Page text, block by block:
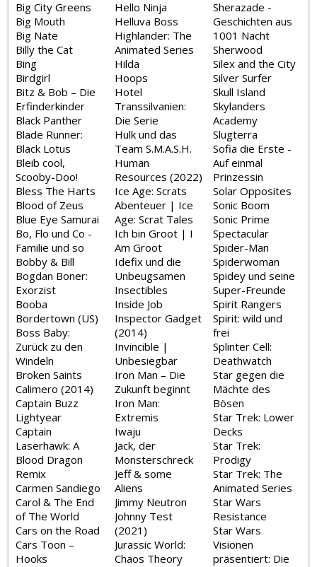
Big City Greens
Big Mouth
Big Nate
Billy the Cat
Bing
Birdgirl
Bitz & Bob – Die
Erfinderkinder
Black Panther
Blade Runner:
Black Lotus
Bleib cool,
Scooby-Doo!
Bless The Harts
Blood of Zeus
Blue Eye Samurai
Bo, Flo und Co -
Familie und so
Bobby & Bill
Bogdan Boner:
Exorzist
Booba
Bordertown (US)
Boss Baby:
Zurück zu den
Windeln
Broken Saints
Calimero (2014)
Captain Buzz
Lightyear
Captain
Laserhawk: A
Blood Dragon
Remix
Carmen Sandiego
Carol & The End
of The World
Cars on the Road
Cars Toon –
Hooks
Hello Ninja
Helluva Boss
Highlander: The
Animated Series
Hilda
Hoops
Hotel
Transsilvanien:
Die Serie
Hulk und das
Team S.M.A.S.H.
Human
Resources (2022)
Ice Age: Scrats
Abenteuer | Ice
Age: Scrat Tales
Ich bin Groot | I
Am Groot
Idefix und die
Unbeugsamen
Insectibles
Inside Job
Inspector Gadget
(2014)
Invincible |
Unbesiegbar
Iron Man – Die
Zukunft beginnt
Iron Man:
Extremis
Iwaju
Jack, der
Monsterschreck
Jeff & some
Aliens
Jimmy Neutron
Johnny Test
(2021)
Jurassic World:
Chaos Theory
Sherazade -
Geschichten aus
1001 Nacht
Sherwood
Silex and the City
Silver Surfer
Skull Island
Skylanders
Academy
Slugterra
Sofia die Erste -
Auf einmal
Prinzessin
Solar Opposites
Sonic Boom
Sonic Prime
Spectacular
Spider-Man
Spiderwoman
Spidey und seine
Super-Freunde
Spirit Rangers
Spirit: wild und
frei
Splinter Cell:
Deathwatch
Star gegen die
Mächte des
Bösen
Star Trek: Lower
Decks
Star Trek:
Prodigy
Star Trek: The
Animated Series
Star Wars
Resistance
Star Wars
Visionen
präsentiert: Die